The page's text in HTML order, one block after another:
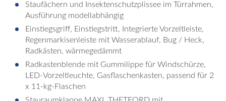
Staufächern und Insektenschutzplissee im Türrahmen,
Ausführung modellabhängig
Einstiegsgriff, Einstiegstritt, Integrierte Vorzeltleiste,
Regenmarkisenleiste mit Wasserablauf, Bug / Heck,
Radkästen, wärmegedämmt
Radkastenblende mit Gummilippe für Windschürze,
LED-Vorzeltleuchte, Gasflaschenkasten, passend für 2
x 11-kg-Flaschen